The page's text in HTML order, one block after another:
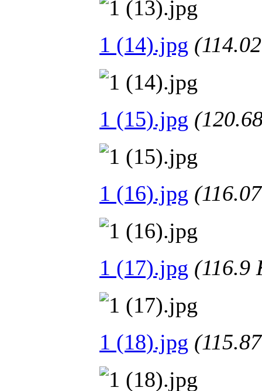
1 (14).jpg
1 (15).jpg
1 (16).jpg
1 (17).jpg (116.9
1 (18).jpg